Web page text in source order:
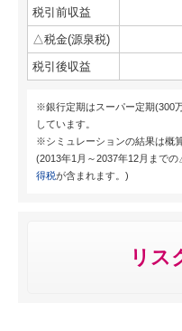
税引前収益
△税金(源泉税)
税引後収益
※銀行定期はスーパー定期(300
しています。
※シミュレーションの結果は概算
(2013年1月～2037年12月まで
得税が含まれます。)
リス